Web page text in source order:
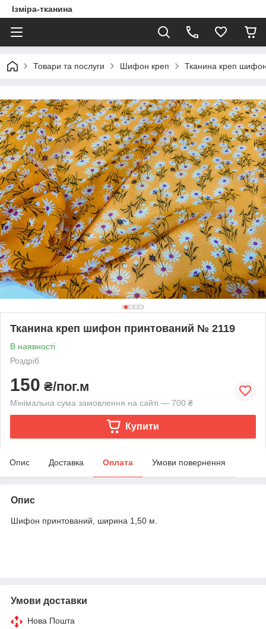
Ізміра-тканина
Товари та послуги Шифон креп Тканина креп
Тканина креп шифон принтований № 2119
В наявності
Роздріб
150 ₴/пог.м
Мінімальна сума замовлення на сайті — 700 ₴
Купити
Опис Доставка Оплата Умови повернення
Опис
Шифон принтований, ширина 1,50 м.
Умови доставки
Нова Пошта